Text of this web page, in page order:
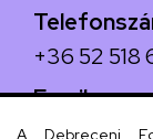
+36 52 518
Email
A Debreceni